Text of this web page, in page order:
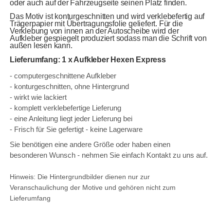
oder auch auf der Fahrzeugseite seinen Platz finden.
Das Motiv ist konturgeschnitten und wird verklebefertig auf
Trägerpapier mit Übertragungsfolie geliefert. Für die
Verklebung von innen an der Autoscheibe wird der
Aufkleber gespiegelt produziert sodass man die Schrift von
außen lesen kann.
Lieferumfang: 1 x Aufkleber Hexen Express
- computergeschnittene Aufkleber
- konturgeschnitten, ohne Hintergrund
- wirkt wie lackiert
- komplett verklebefertige Lieferung
- eine Anleitung liegt jeder Lieferung bei
- Frisch für Sie gefertigt - keine Lagerware
Sie benötigen eine andere Größe oder haben einen
besonderen Wunsch - nehmen Sie einfach Kontakt zu uns auf.
Hinweis: Die Hintergrundbilder dienen nur zur
Veranschaulichung der Motive und gehören nicht zum
Lieferumfang